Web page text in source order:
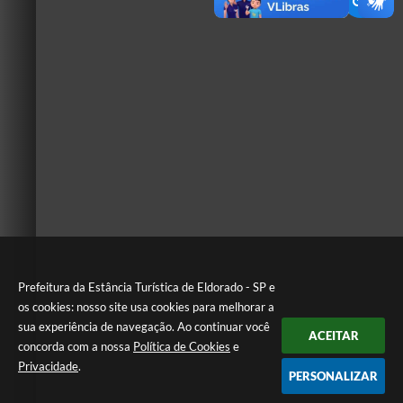
Prefeitura da Estância Turística de Eldorado - SP e
os cookies: nosso site usa cookies para melhorar a
sua experiência de navegação. Ao continuar você
concorda com a nossa Política de Cookies e
Privacidade.
ACEITAR
PERSONALIZAR